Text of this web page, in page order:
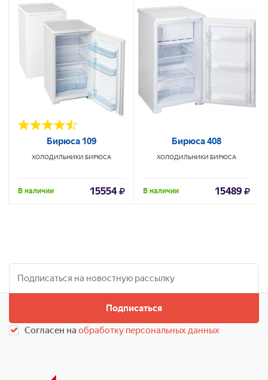
Бирюса 109
ХОЛОДИЛЬНИКИ БИРЮСА
В наличии 15554
Бирюса 408
ХОЛОДИЛЬНИКИ БИРЮСА
В наличии 15489
Подписаться
Согласен наобработку персональных данных